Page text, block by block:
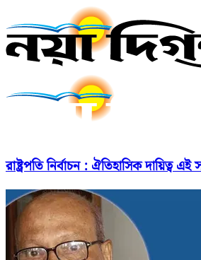
রাষ্ট্রপতি নির্বাচন : ঐতিহাসিক দায়িত্ব